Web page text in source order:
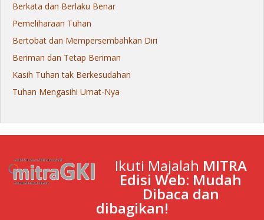
Berkata dan Berlaku Benar
Pemeliharaan Tuhan
Bertobat dan Mempersembahkan Diri
Beriman dan Tetap Beriman
Kasih Tuhan tak Berkesudahan
Tuhan Mengasihi Umat-Nya
Ikuti Majalah MITRA
Edisi Web: Mudah
Dibaca dan
dibagikan!